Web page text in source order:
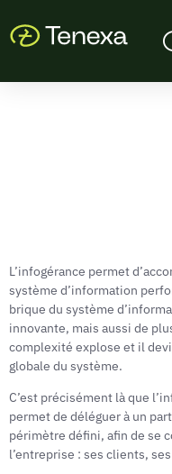
L’infogérance permet
système d’information
brique du système
innovante, mais aussi de
complexité explose et il
globale du système.
C’est précisément là que
permet de déléguer à un
périmètre défini, afin de se
l’entreprise : ses clients,